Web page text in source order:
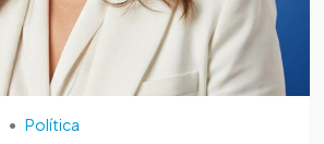
• Política